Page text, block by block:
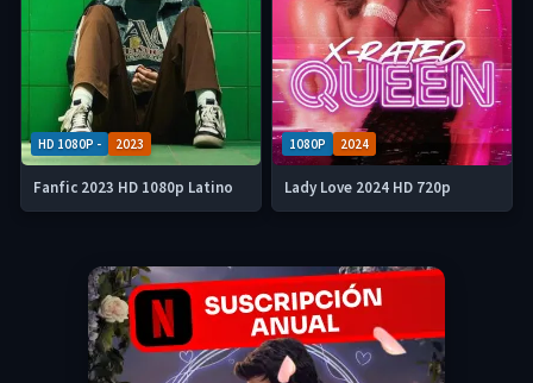
HD 1080P - 2023
Fanfic 2023 HD 1080p Latino
1080P 2024
Lady Love 2024 HD 720p